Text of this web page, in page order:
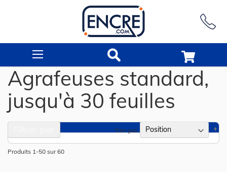
Agrafeuses standard,
jusqu'à 30 feuilles
Produits 1 -50 sur60
Trier par